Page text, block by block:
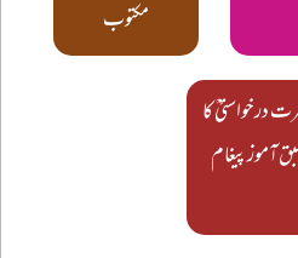
مکتوب
درخواستیؒ کا
آموز پیغام